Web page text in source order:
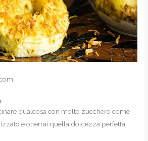
qualcosa con molto zucchero come
e otterrai quella dolcezza perfetta.